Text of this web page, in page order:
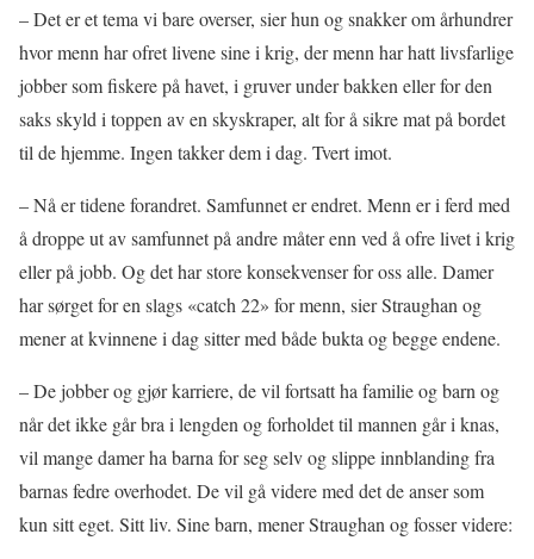
– Det er et tema vi bare overser, sier hun og snakker om århundrer
hvor menn har ofret livene sine i krig, der menn har hatt livsfarlige
jobber som fiskere på havet, i gruver under bakken eller for den
saks skyld i toppen av en skyskraper, alt for å sikre mat på bordet
til de hjemme. Ingen takker dem i dag. Tvert imot.
– Nå er tidene forandret. Samfunnet er endret. Menn er i ferd med
å droppe ut av samfunnet på andre måter enn ved å ofre livet i krig
eller på jobb. Og det har store konsekvenser for oss alle. Damer
har sørget for en slags «catch 22» for menn, sier Straughan og
mener at kvinnene i dag sitter med både bukta og begge endene.
– De jobber og gjør karriere, de vil fortsatt ha familie og barn og
når det ikke går bra i lengden og forholdet til mannen går i knas,
vil mange damer ha barna for seg selv og slippe innblanding fra
barnas fedre overhodet. De vil gå videre med det de anser som
kun sitt eget. Sitt liv. Sine barn, mener Straughan og fosser videre: